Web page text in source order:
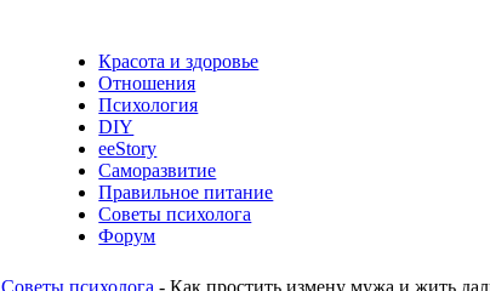
Красота и здоровье
Отношения
Психология
DIY
ееStory
Саморазвитие
Правильное питание
Советы психолога
Форум
Советы психолога - Как простить измену мужа и жить